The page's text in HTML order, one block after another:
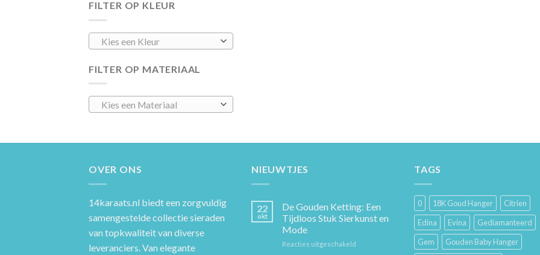
FILTER OP KLEUR
Kies een Kleur
FILTER OP MATERIAAL
Kies een Materiaal
OVER ONS
14karaats.nl biedt een zorgvuldig
samengestelde collectie sieraden
van topkwaliteit van diverse
leveranciers. Van elegante
NIEUWTJES
22
okt
De Gouden Ketting: Een
Tijdloos Stuk Sierkunst en
Mode
Reacties uitgeschakeld
TAGS
0 18K Goud Hanger
Citrien
Edina
Evina
Gediamanteerd
Gem
Gouden Baby Hanger